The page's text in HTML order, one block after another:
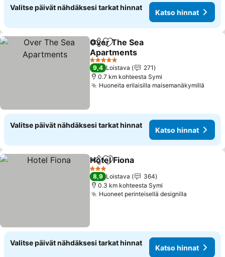
Valitse päivät nähdäksesi tarkat hinnat
Katso hinnat
Jaa Lisää suosikkeihin
Over The Sea
Apartments
5 Tähtiluokitus
9,4 Loistava
271
0.7 km kohteesta Symi
Huoneita erilaisilla maisemanäkymillä
Valitse päivät nähdäksesi tarkat hinnat
Katso hinnat
Jaa Lisää suosikkeihin
Hotel Fiona
3 Tähtiluokitus
8,9 Loistava
364
0.3 km kohteesta Symi
Huoneet perinteisellä designilla
Valitse päivät nähdäksesi tarkat hinnat
Katso hinnat